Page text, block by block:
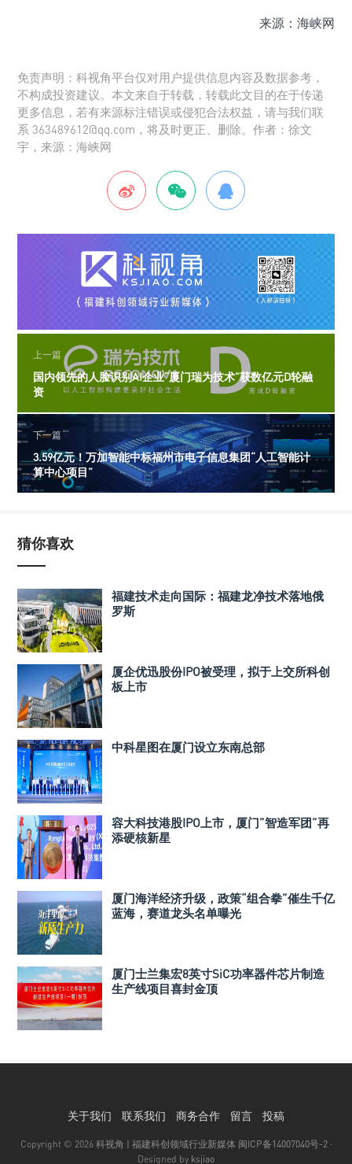
来源：海峡网
免责声明：科视角平台仅对用户提供信息内容及数据参考，
不构成投资建议。本文来自于转载，转载此文目的在于传递
更多信息，若有来源标注错误或侵犯合法权益，请与我们联
系 363489612@qq.com，将及时更正、删除。作者：徐文
宇，来源：海峡网
上一篇
国内领先的人脸识别AI企业“厦门瑞为技术”获数亿元D轮融
资
下一篇
3.59亿元！万加智能中标福州市电子信息集团“人工智能计
算中心项目”
猜你喜欢
福建技术走向国际：福建龙净技术落地俄
罗斯
厦企优迅股份IPO被受理，拟于上交所科创
板上市
中科星图在厦门设立东南总部
容大科技港股IPO上市，厦门”智造军团”再
添硬核新星
厦门海洋经济升级，政策“组合拳”催生千亿
蓝海，赛道龙头名单曝光
厦门士兰集宏8英寸SiC功率器件芯片制造
生产线项目喜封金顶
关于我们 联系我们 商务合作 留言 投稿
Copyright © 2026 科视角 | 福建科创领域行业新媒体 闽ICP备14007040号-2·
Designed by ksjiao